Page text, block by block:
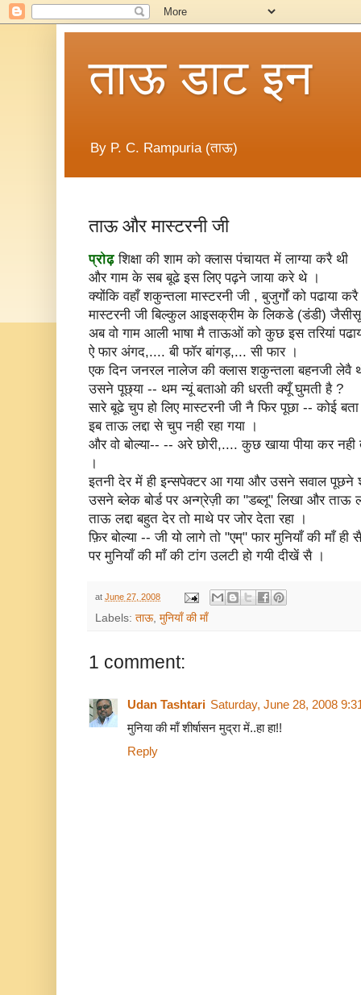
ताऊ डाट इन
By P. C. Rampuria (ताऊ)
ताऊ और मास्टरनी जी
प्रोढ़ शिक्षा की शाम को क्लास पंचायत में लाग्या करै थी
और गाम के सब बूढे इस लिए पढ़ने जाया करे थे ।
क्योंकि वहाँ शकुन्तला मास्टरनी जी , बुजुर्गों को पढाया
मास्टरनी जी बिल्कुल आइसक्रीम के लिकडे (डंडी)
अब वो गाम आली भाषा मै ताऊओं को कुछ इस तरियां
ऐ फार अंगद,.... बी फॉर बांगड़,... सी फार ।
एक दिन जनरल नालेज की क्लास शकुन्तला बहनजी लेवै
उसने पूछ्या -- थम न्यूं बताओ की धरती क्यूँ घुमती है ?
सारे बूढे चुप हो लिए मास्टरनी जी नै फिर पूछा -- कोई
इब ताऊ लद्दा से चुप नही रहा गया ।
और वो बोल्या-- -- अरे छोरी,.... कुछ खाया पीया कर नही
।
इतनी देर में ही इन्सपेक्टर आ गया और उसने सवाल
उसने ब्लेक बोर्ड पर अन्ग्रेज़ी का "डब्लू" लिखा और ताऊ
ताऊ लद्दा बहुत देर तो माथे पर जोर देता रहा ।
फ़िर बोल्या -- जी यो लागे तो "एम्" फार मुनियाँ की माँ ही
पर मुनियाँ की माँ की टांग उलटी हो गयी दीखें सै ।
at June 27, 2008
Labels: ताऊ, मुनियाँ की माँ
1 comment:
Udan Tashtari Saturday, June 28, 2008
मुनिया की माँ शीर्षासन मुद्रा में..हा हा!!
Reply